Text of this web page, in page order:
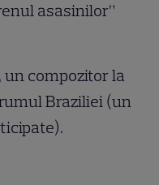
asasinilor”
un compozitor la
Braziliei (un